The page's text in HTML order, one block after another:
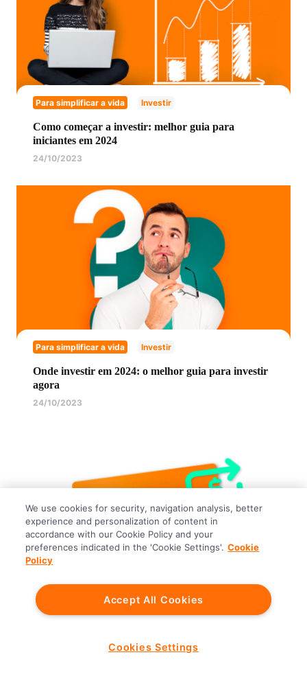
Para simplificar a vida Investir
Como começar a investir: melhor guia para
iniciantes em 2024
24/10/2023
Para simplificar a vida Investir
Onde investir em 2024: o melhor guia para investir
agora
24/10/2023
Para simplificar a vida
Chegou o cashback do cartão de crédito!
We use cookies for security, navigation analysis, better
experience and personalization of content in
accordance with our Cookie Policy and your
preferences indicated in the 'Cookie Settings'. Cookie
Policy
Accept All Cookies
Cookies Settings